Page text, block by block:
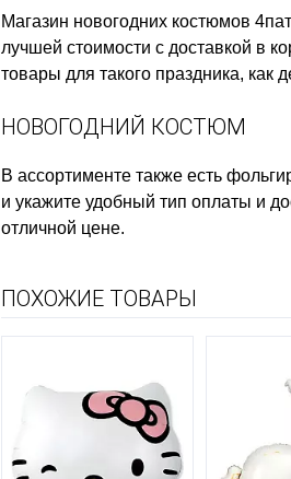
Магазин новогодних костюмов
лучшей стоимости с доставкой в
товары для такого праздника, как
НОВОГОДНИЙ КОСТЮМ
В ассортименте также есть
и укажите удобный тип оплаты и
отличной цене.
ПОХОЖИЕ ТОВАРЫ